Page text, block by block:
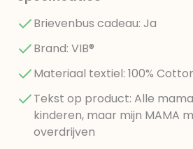
Brievenbus cadeau: Ja
Brand: VIB®
Materiaal textiel: 100%
Tekst op product: Alle
kinderen, maar mijn MAMA
overdrijven